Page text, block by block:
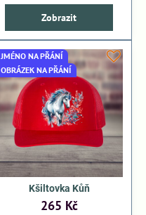
Zobrazit
JMÉNO NA PŘÁNÍ
OBRÁZEK NA PŘÁNÍ
Kšiltovka Kůň
265 Kč